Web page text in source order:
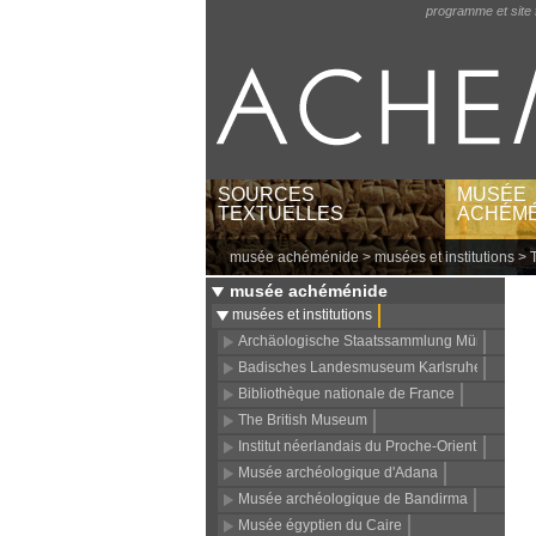
programme et site
SOURCES
TEXTUELLES
textes par langues et
écritures
textes par régions
textes babyloniens par
publications
MUSÉE
musées
musée achéménide >musées et institutions >
musée achéménide
musées et institutions
Archäologische Staatssammlung München
Badisches Landesmuseum Karlsruhe
Bibliothèque nationale de France
The British Museum
Institut néerlandais du Proche-Orient (NINO)
Musée archéologique d'Adana
Musée archéologique de Bandirma
Musée égyptien du Caire